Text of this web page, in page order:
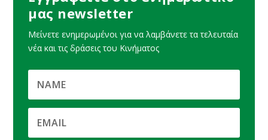
μας newsletter
Μείνετε ενημερωμένοι για να λαμβάνετε τα τελευταία
νέα και τις δράσεις του Κινήματος